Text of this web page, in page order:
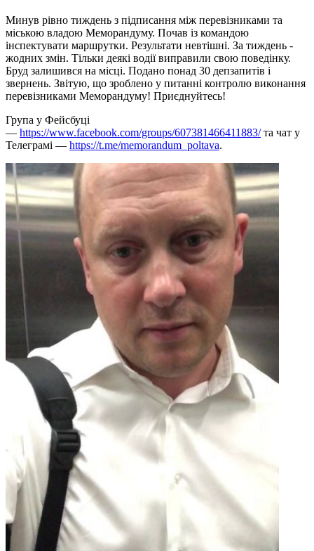
Минув рівно тиждень з підписання між перевізниками та
міською владою Меморандуму. Почав із командою
інспектувати маршрутки. Результати невтішні. За тиждень -
жодних змін. Тільки деякі водії виправили свою поведінку.
Бруд залишився на місці. Подано понад 30 депзапитів і
звернень. Звітую, що зроблено у питанні контролю виконання
перевізниками Меморандуму! Приєднуйтесь!
Група у Фейсбуці
— https://www.facebook.com/groups/607381466411883/та чат у
Телеграмі — https://t.me/memorandum_poltava.